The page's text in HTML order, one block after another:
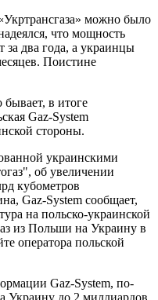
можно было
что мощность
за два года, а украинцы
Поистине
бывает, в итоге
Gaz-System
стороны.
украинскими
об увеличении
кубометров
Gaz-System сообщает,
на польско-украинской
из Польши на Украину в
оператора польской
Gaz-System, по-
Украину до 2 миллиардов